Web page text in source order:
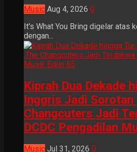
Music Aug 4, 2026 0
It's What You Bring digelar atas
dengan...
Kiprah Dua Dekade
Inggris Jadi Sorotan
Changcuters Jadi
DCDC Pengadilan
Music Jul 31, 2026 0